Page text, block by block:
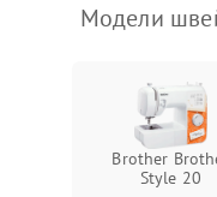
Модели
Brother
Style 20